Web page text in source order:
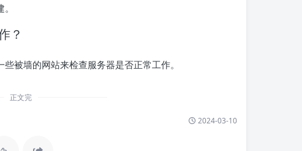
？
被墙的网站来检查服务器是否正常工作。
正文完
2024-03-10